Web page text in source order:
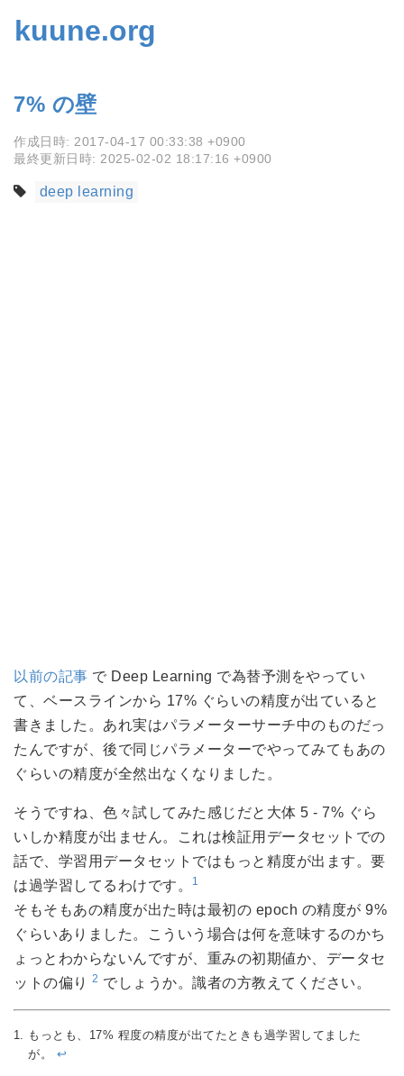
kuune.org
7% の壁
作成日時: 2017-04-17 00:33:38 +0900
最終更新日時: 2025-02-02 18:17:16 +0900
deep learning
以前の記事 で Deep Learning で為替予測をやってい
て、ベースラインから 17% ぐらいの精度が出ていると
書きました。あれ実はパラメーターサーチ中のものだっ
たんですが、後で同じパラメーターでやってみてもあの
ぐらいの精度が全然出なくなりました。
そうですね、色々試してみた感じだと大体 5 - 7% ぐら
いしか精度が出ません。これは検証用データセットでの
話で、学習用データセットではもっと精度が出ます。要
は過学習してるわけです。
1
そもそもあの精度が出た時は最初の epoch の精度が 9%
ぐらいありました。こういう場合は何を意味するのかち
ょっとわからないんですが、重みの初期値か、データセ
ットの偏り
2 でしょうか。識者の方教えてください。
もっとも、17% 程度の精度が出てたときも過学習してました
が。 ↩︎